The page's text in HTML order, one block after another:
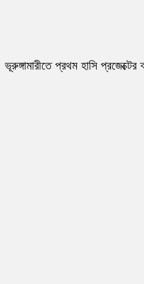
ভূরুঙ্গামারীতে প্রথম হাসি প্রজেক্টের